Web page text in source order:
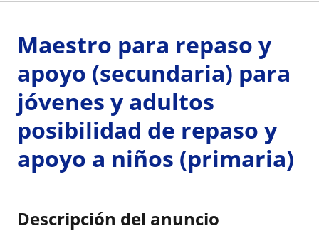
Maestro para repaso y
apoyo (secundaria) para
jóvenes y adultos
posibilidad de repaso y
apoyo a niños (primaria)
Descripción del anuncio